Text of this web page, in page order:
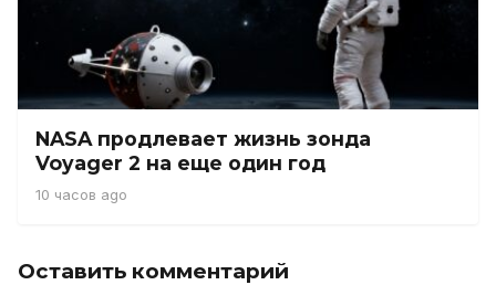
NASA продлевает жизнь зонда
Voyager 2 на еще один год
10 часов ago
Оставить комментарий